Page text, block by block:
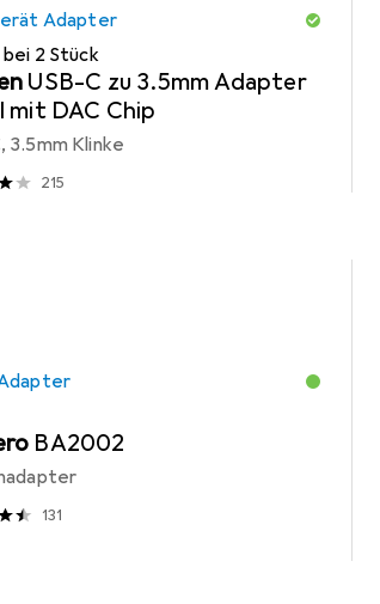
Adapter
bei 2 Stück
USB-C zu 3.5mm Adapter
mit DAC Chip
3.5mm Klinke
215
BA2002
131